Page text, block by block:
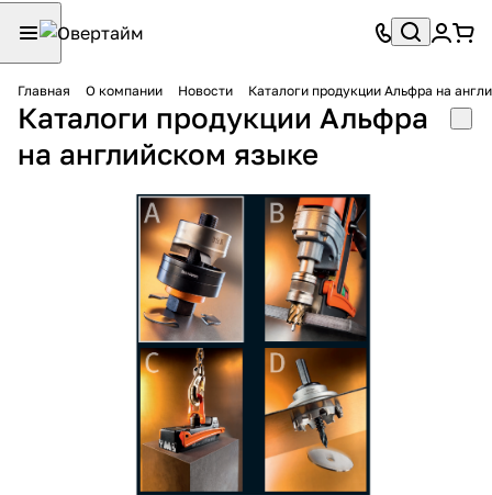
Главная О компании Новости Каталоги продукции Альфра на
Каталоги продукции Альфра
на английском языке